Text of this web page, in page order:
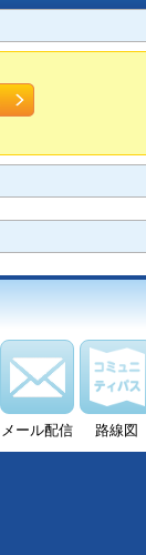
メール配信 路線図